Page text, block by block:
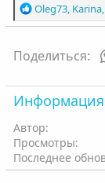
Р
е
к
ц
и
:
Oleg73, Karinа,
Поделиться:
Информация
Автор
Просмотры
Последнее